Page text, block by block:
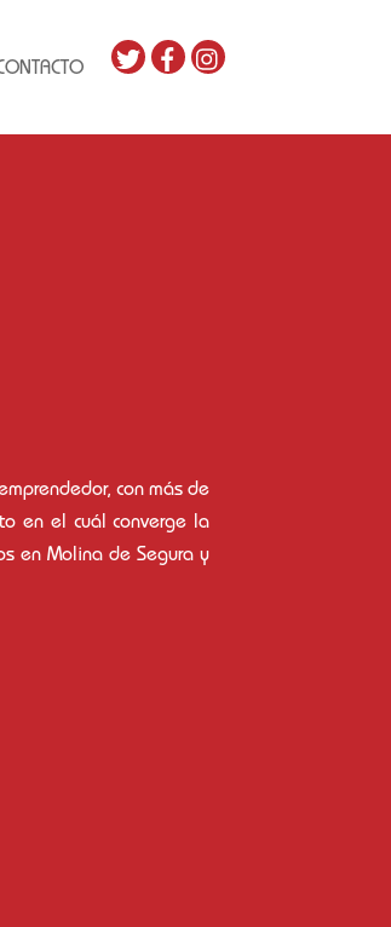
con más de
en el cuál converge la
en Molina de Segura y